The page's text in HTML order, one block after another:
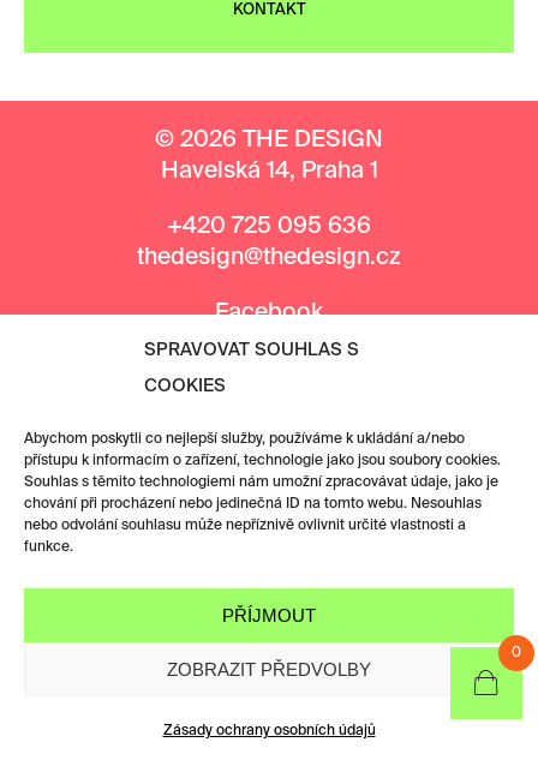
SPRAVOVAT SOUHLAS S
COOKIES
Abychom poskytli co nejlepší služby, používáme k ukládání a/nebo
přístupu k informacím o zařízení, technologie jako jsou soubory cookies.
Souhlas s těmito technologiemi nám umožní zpracovávat údaje, jako je
chování při procházení nebo jedinečná ID na tomto webu. Nesouhlas
nebo odvolání souhlasu může nepříznivě ovlivnit určité vlastnosti a
funkce.
PŘÍJMOUT
ZOBRAZIT PŘEDVOLBY
Zásady ochrany osobních údajů
KONTAKT
© 2026 THE DESIGN
Havelská 14, Praha 1
+420 725 095 636
thedesign@thedesign.cz
Facebook
Instagram
0